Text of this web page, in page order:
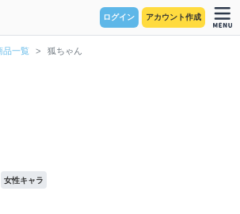
ログイン アカウント作成
品一覧 狐ちゃん
女性キャラ